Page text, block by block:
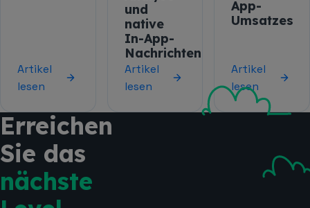
Artikel
lesen
und
native
In-App-
Nachrichten
Artikel
lesen
App-
Umsatzes
Artikel
lesen
Erreichen
Sie das
nächste